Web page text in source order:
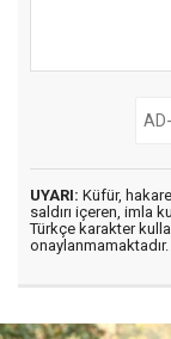
UYARI: Küfür,
saldırı içeren, imla
Türkçe karakter
onaylanmamaktadır.